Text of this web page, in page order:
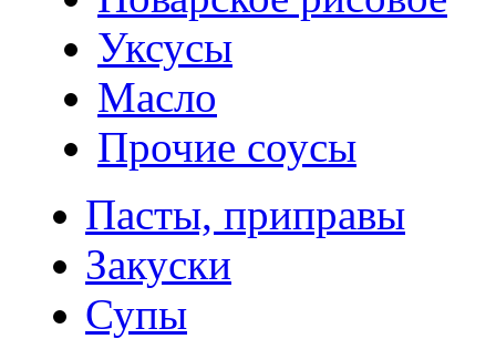
Уксусы
Масло
Прочие соусы
Пасты, приправы
Закуски
Супы